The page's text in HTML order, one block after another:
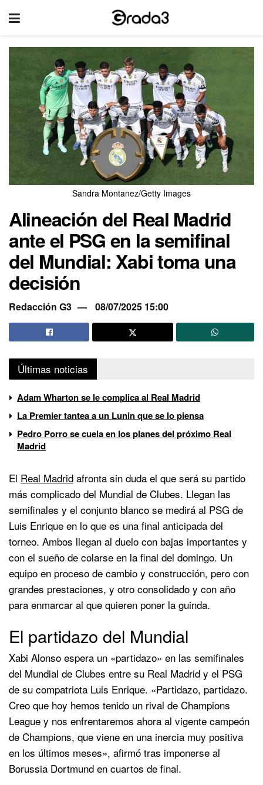
Sandra Montanez/Getty Images
Alineación del Real Madrid
ante el PSG en la semifinal
del Mundial: Xabi toma una
decisión
Redacción G3 08/07/2025 15:00
Últimas noticias
Adam Wharton se le complica al Real Madrid
La Premier tantea a un Lunin que se lo piensa
Pedro Porro se cuela en los planes del próximo Real
Madrid
El Real Madrid afronta sin duda el que será su partido
más complicado del Mundial de Clubes. Llegan las
semifinales y el conjunto blanco se medirá al PSG de
Luis Enrique en lo que es una final anticipada del
torneo. Ambos llegan al duelo con bajas importantes y
con el sueño de colarse en la final del domingo. Un
equipo en proceso de cambio y construcción, pero con
grandes prestaciones, y otro consolidado y con año
para enmarcar al que quieren poner la guinda.
El partidazo del Mundial
Xabi Alonso espera un «partidazo» en las semifinales
del Mundial de Clubes entre su Real Madrid y el PSG
de su compatriota Luis Enrique. «Partidazo, partidazo.
Creo que hoy hemos tenido un rival de Champions
League y nos enfrentaremos ahora al vigente campeón
de Champions, que viene en una inercia muy positiva
en los últimos meses», afirmó tras imponerse al
Borussia Dortmund en cuartos de final.